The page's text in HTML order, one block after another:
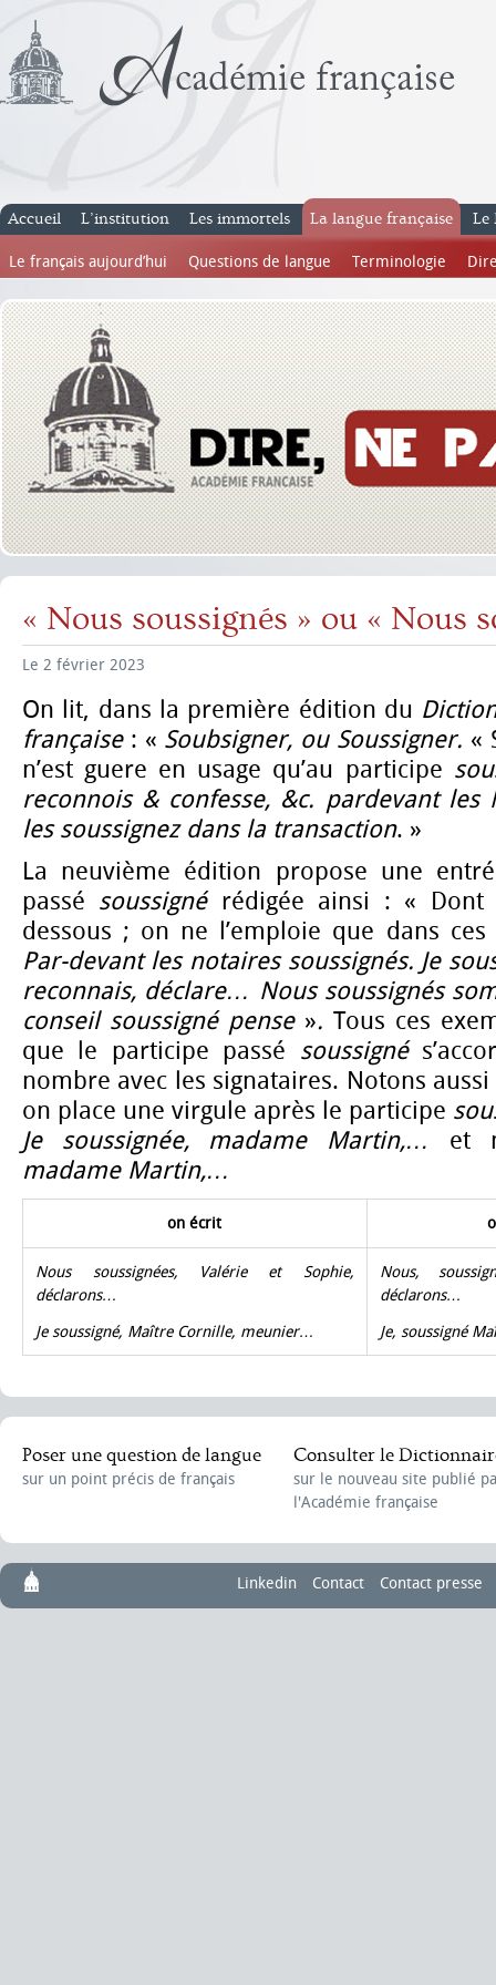
Accueil L’institution Les immortels La langue française
Le français aujourd’hui Questions de langue Terminologie
Le
« Nous soussignés » ou « Nous
Le 2 février 2023
On lit, dans la première édition du
française : « Soubsigner, ou Soussigner. «
n’est guere en usage qu’au participe
reconnois & confesse, &c. pardevant les
les soussignez dans la transaction. »
La neuvième édition propose une
passé soussigné rédigée ainsi : «
dessous ; on ne l’emploie que dans
Par-devant les notaires soussignés. Je
reconnais, déclare… Nous soussignés
conseil soussigné pense». Tous ces
que le participe passé soussigné
nombre avec les signataires. Notons
on place une virgule après le participe
Je soussignée, madame Martin,… et
madame Martin,…
on écrit
Nous soussignées, Valérie et Sophie,
déclarons…
Je soussigné, Maître Cornille, meunier…
Nous,
déclarons…
Je, soussigné
Poser une question de langue
sur un point précis de français
Consulter le
sur le nouveau site publié
l'Académie française
Linkedin Contact Contact presse